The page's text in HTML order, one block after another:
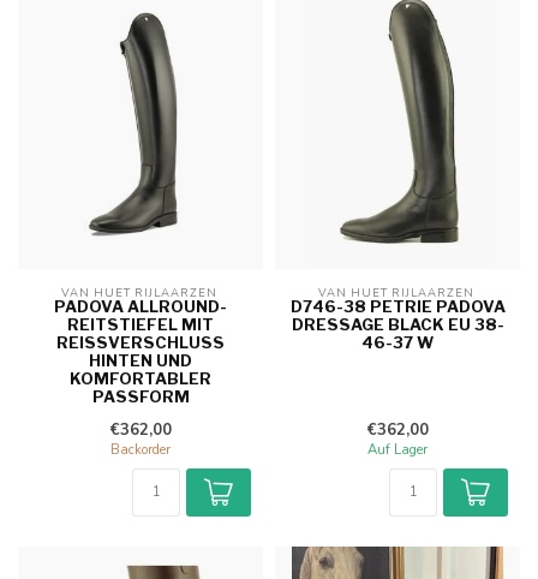
VAN HUET RIJLAARZEN
PADOVA ALLROUND-
REITSTIEFEL MIT
REISSVERSCHLUSS H
INTEN UND K
OMFORTABLER P
ASSFORM
€362,00
Backorder
VAN HUET RIJLAARZEN
D746-38 PETRIE PADOVA
DRESSAGE BLACK EU 38-
46-37 W
€362,00
Auf Lager